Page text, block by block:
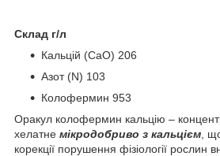
Склад г/л
Кальцій (CaO) 206
Азот (N) 103
Колофермин 953
Оракул колофермин кальцію –
хелатне мікродобриво з кальцієм ,
корекції порушення фізіології рослин